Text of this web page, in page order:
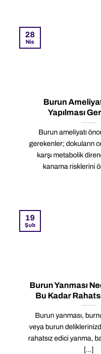
Burun
Yapılması
Burun ameliyatı
gerekenler; dokuların
karşı metabolik
kanama risklerini
28
Nis
Burun Yanması
Bu Kadar
Burun yanması,
veya burun
rahatsız edici yanma,
[...]
19
Şub